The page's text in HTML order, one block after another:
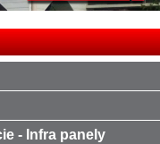
- Infra panely